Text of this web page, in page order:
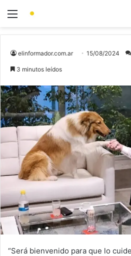
elinformador.com.ar 15/08/2024
3 minutos leídos
“Será bienvenido para que lo